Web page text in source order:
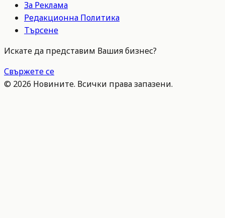
За Реклама
Редакционна Политика
Търсене
Искате да представим Вашия бизнес?
Свържете се
© 2026 Новините. Всички права запазени.